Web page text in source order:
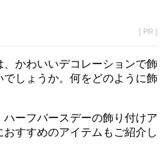
[ PR ]
かわいいデコレーションで飾
しょうか。何をどのように飾
ーフバースデーの飾り付けア
すすめのアイテムもご紹介し